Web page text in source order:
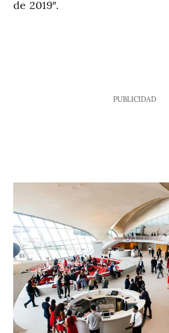
de 2019″.
PUBLICIDAD